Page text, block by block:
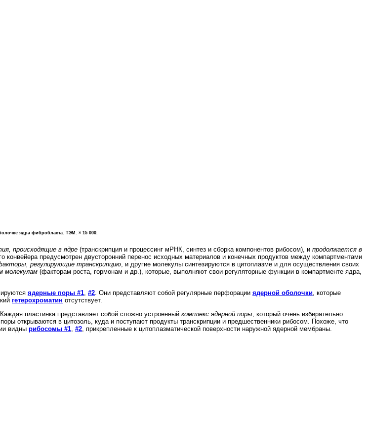
ядра фибробласта. ТЭМ. × 15 000.
происходящие в ядре (транскрипция и процессинг мРНК, синтез и сборка компонентов рибосом), и продолжается в
конвейера предусмотрен двусторонний перенос исходных материалов и конечных продуктов между компартментами
регулирующие транскрипцию , и другие молекулы синтезируются в цитоплазме и для осуществления своих
молекулам (факторам роста, гормонам и др.), которые, выполняют свои регуляторные функции в компартменте ядра,
ядерные поры #1 #2 . Они представляют собой регулярные перфорации ядерной оболочки , которые
гетерохроматин отсутствует.
пластинка представляет собой сложно устроенный комплекс ядерной поры , который очень избирательно
открываются в цитозоль, куда и поступают продукты транскрипции и предшественники рибосом. Похоже, что
видны рибосомы #1 #2 , прикрепленные к цитоплазматической поверхности наружной ядерной мембраны.